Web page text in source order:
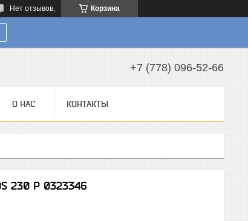
Корзина
Нет отзывов,
+7 (778) 096-52-66
О НАС КОНТАКТЫ
230 P 0323346